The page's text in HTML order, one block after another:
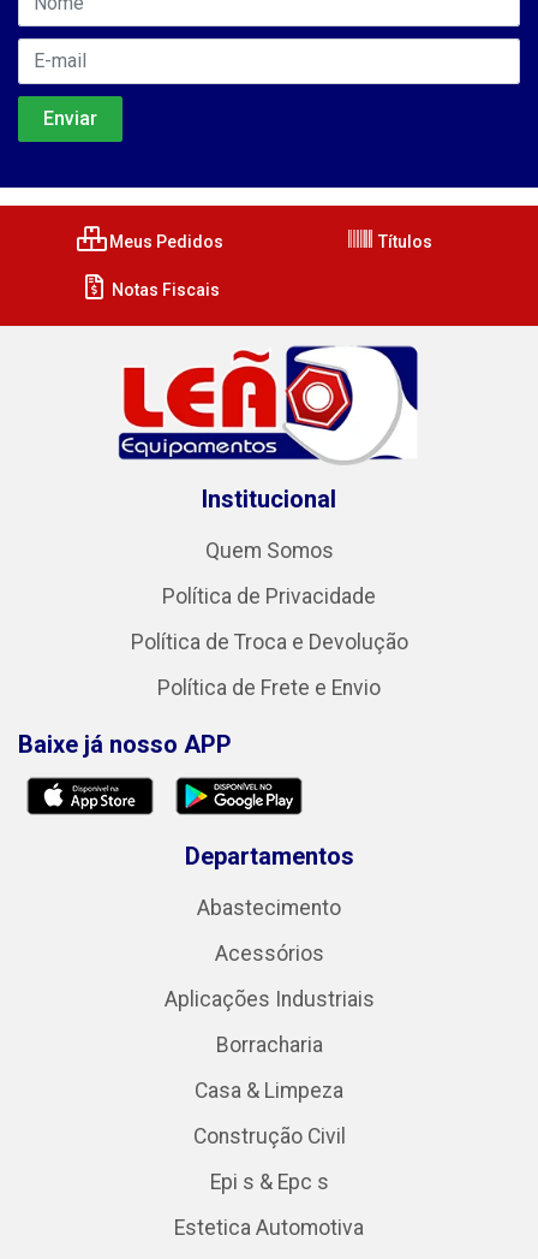
Meus Pedidos Títulos
Notas Fiscais
Institucional
Quem Somos
Política de Privacidade
Política de Troca e Devolução
Política de Frete e Envio
Baixe já nosso APP
Departamentos
Abastecimento
Acessórios
Aplicações Industriais
Borracharia
Casa & Limpeza
Construção Civil
Epi s & Epc s
Estetica Automotiva